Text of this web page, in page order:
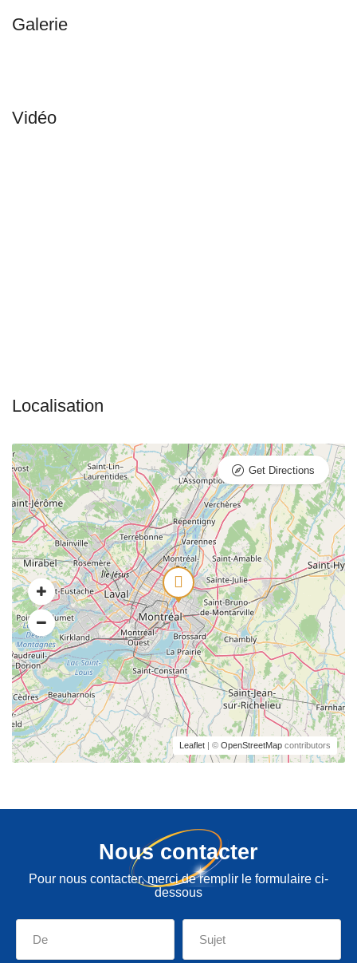
Leaflet | © OpenStreetMap contributors
Get Directions
Nous contacter
Pour nous contacter, merci de remplir le formulaire ci-
dessous